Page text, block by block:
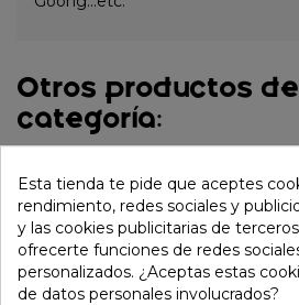
Otros productos
categoría:
Esta tienda te pide que aceptes
rendimiento, redes sociales y
y las cookies publicitarias de
ofrecerte funciones de redes
personalizados. ¿Aceptas estas
de datos personales involucrados?